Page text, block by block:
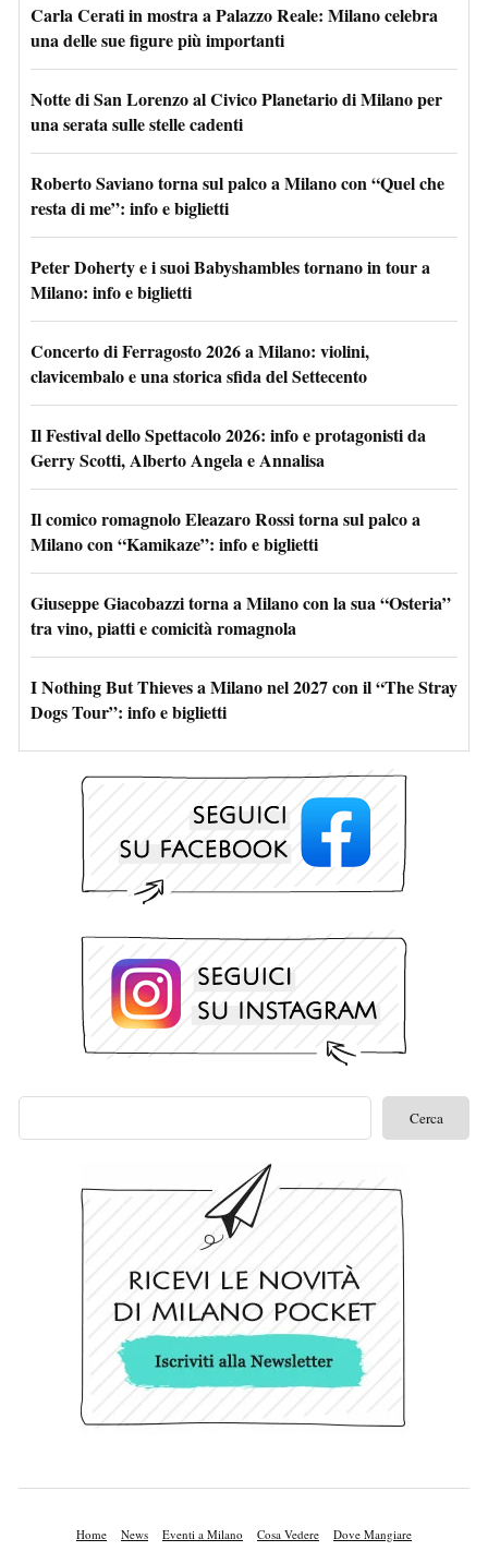
Carla Cerati in mostra a Palazzo Reale: Milano celebra
una delle sue figure più importanti
Notte di San Lorenzo al Civico Planetario di Milano per
una serata sulle stelle cadenti
Roberto Saviano torna sul palco a Milano con “Quel che
resta di me”: info e biglietti
Peter Doherty e i suoi Babyshambles tornano in tour a
Milano: info e biglietti
Concerto di Ferragosto 2026 a Milano: violini,
clavicembalo e una storica sfida del Settecento
Il Festival dello Spettacolo 2026: info e protagonisti da
Gerry Scotti, Alberto Angela e Annalisa
Il comico romagnolo Eleazaro Rossi torna sul palco a
Milano con “Kamikaze”: info e biglietti
Giuseppe Giacobazzi torna a Milano con la sua “Osteria”
tra vino, piatti e comicità romagnola
I Nothing But Thieves a Milano nel 2027 con il “The Stray
Dogs Tour”: info e biglietti
Home News Eventi a Milano Cosa Vedere Dove Mangiare